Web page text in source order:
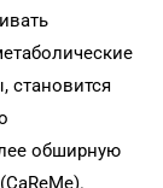
становится
обширную